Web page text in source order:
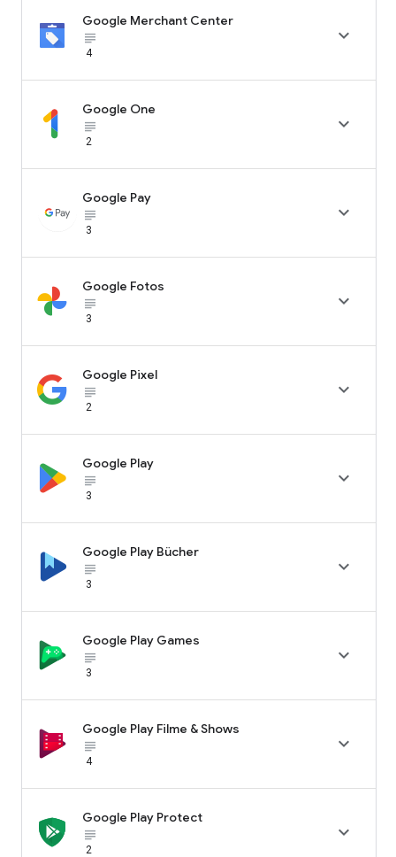
Google Merchant Center
subject_black
4

Google One
subject_black
2

Google Pay
subject_black
3

Google Fotos
subject_black
3

Google Pixel
subject_black
2

Google Play
subject_black
3

Google Play Bücher
subject_black
3

Google Play Games
subject_black
3

Google Play Filme & Shows
subject_black
4

Google Play Protect
subject_black
2
